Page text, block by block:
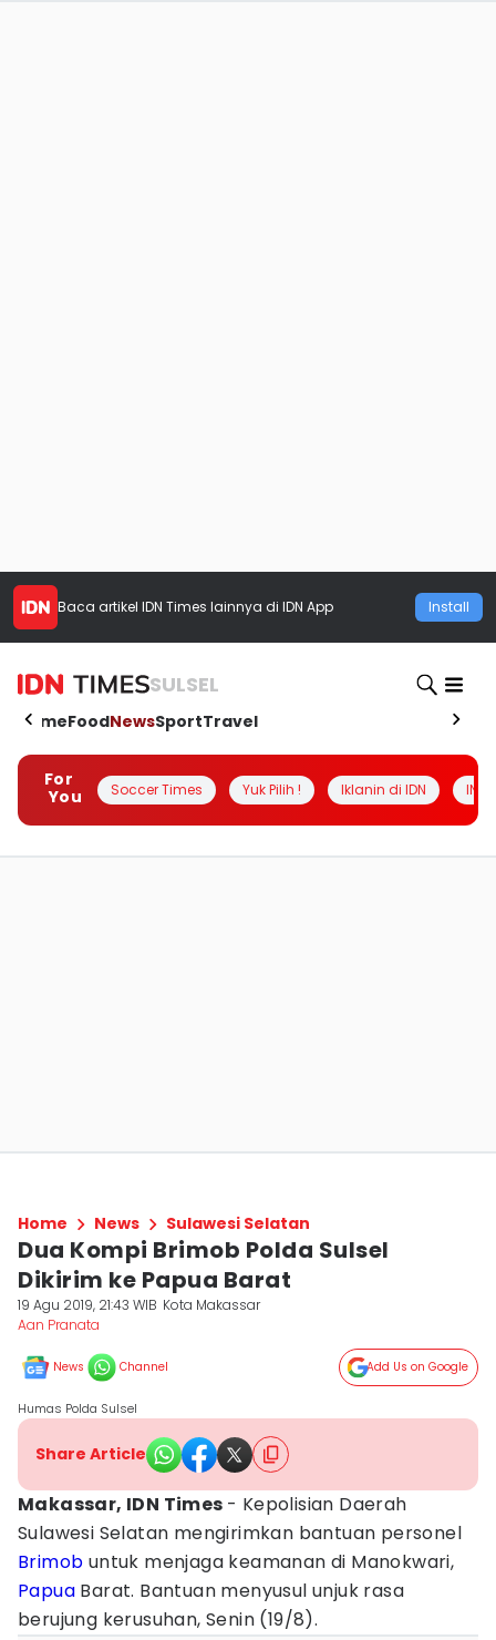
Baca artikel IDN Times lainnya di IDN App Install
SULSEL
HomeFoodNewsSportTravel
For
You
Soccer Times Yuk Pilih ! Iklanin di IDN
Home News Sulawesi Selatan
Dua Kompi Brimob Polda Sulsel
Dikirim ke Papua Barat
19 Agu 2019, 21:43 WIB Kota Makassar
Aan Pranata
News Channel Add Us on Google
Humas Polda Sulsel
Share Article
Makassar, IDN Times - Kepolisian Daerah
Sulawesi Selatan mengirimkan bantuan personel
Brimob untuk menjaga keamanan di Manokwari,
Papua Barat. Bantuan menyusul unjuk rasa
berujung kerusuhan, Senin (19/8).